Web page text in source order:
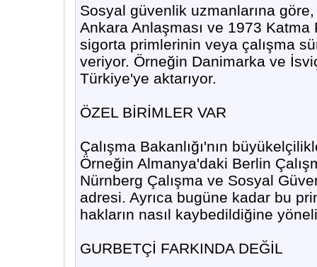
Sosyal güvenlik uzmanlarına
Ankara Anlaşması ve 1973
sigorta primlerinin veya çalışma
veriyor. Örneğin Danimarka ve
Türkiye'ye aktarıyor.
ÖZEL BİRİMLER VAR
Çalışma Bakanlığı'nın
Örneğin Almanya'daki Berlin
Nürnberg Çalışma ve Sosyal
adresi. Ayrıca bugüne kadar bu
hakların nasıl kaybedildiğine
GURBETÇİ FARKINDA DEĞİL